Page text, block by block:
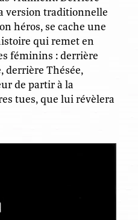
version traditionnelle
héros, se cache une
qui remet en
féminins : derrière
derrière Thésée,
de partir à la
tues, que lui révèlera